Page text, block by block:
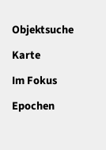
Objektsuche
Karte
Im Fokus
Epochen